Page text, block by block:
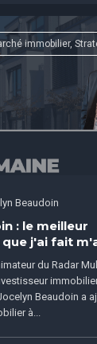
immobilier,
Beaudoin
: le meilleur
j'ai fait
du Radar
Beaudoin a
à...